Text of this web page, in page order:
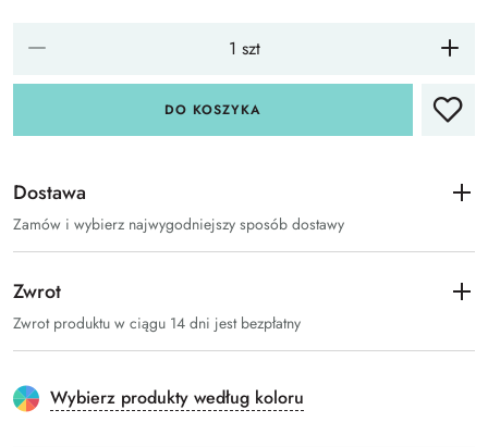
DO KOSZYKA
Dostawa
Zamów i wybierz najwygodniejszy sposób dostawy
Zwrot
Zwrot produktu w ciągu 14 dni jest bezpłatny
Wybierz produkty według koloru